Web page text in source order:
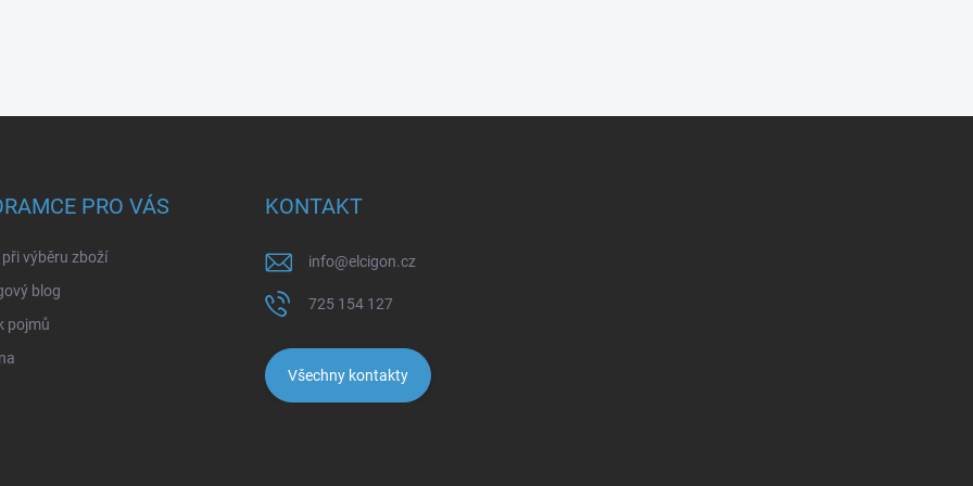
PRO VÁS
při výběru zboží
blog
pojmů
KONTAKT
info@elcigon.cz
725 154 127
Všechny kontakty